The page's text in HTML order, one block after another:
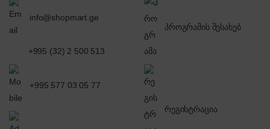
info@shopmart.ge
+995 (32) 2 500 513
+995 577 03 05 77
პროგრამის შესახებ
რეგისტრაცია